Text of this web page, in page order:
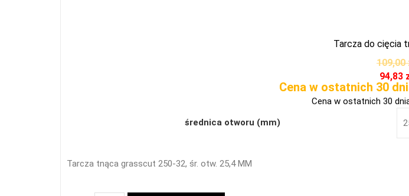
Tarcza do cięcia
109,00
94,83
Cena w ostatnich 30
Cena w ostatnich 30
średnica otworu (mm)
Tarcza tnąca grasscut 250-32, śr. otw. 25,4 MM